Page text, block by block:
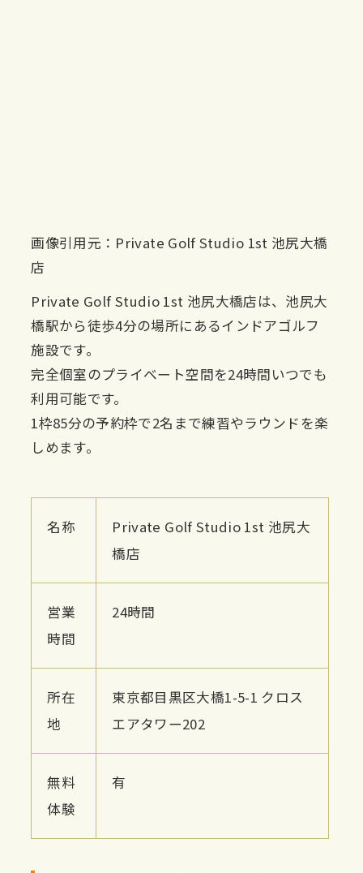
画像引用元：Private Golf Studio 1st 池尻大橋
店
Private Golf Studio 1st 池尻大橋店は、池尻大
橋駅から徒歩4分の場所にあるインドアゴルフ
施設です。
完全個室のプライベート空間を24時間いつでも
利用可能です。
1枠85分の予約枠で2名まで練習やラウンドを楽
しめます。
名称
Private Golf Studio 1st 池尻大
橋店
営業
時間
24時間
所在
地
東京都目黒区大橋1-5-1 クロス
エアタワー202
無料
体験
有